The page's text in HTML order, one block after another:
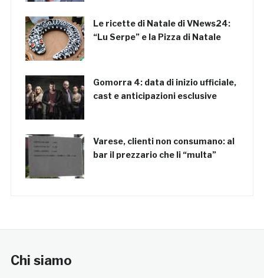
Le ricette di Natale di VNews24:
“Lu Serpe” e la Pizza di Natale
Gomorra 4: data di inizio ufficiale,
cast e anticipazioni esclusive
Varese, clienti non consumano: al
bar il prezzario che li “multa”
Chi siamo